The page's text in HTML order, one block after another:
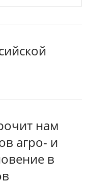
нам
агро- и
в